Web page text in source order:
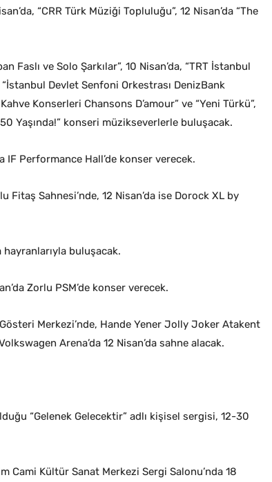
“CRR Türk Müziği Topluluğu”, 12 Nisan’da “The
Faslı ve Solo Şarkılar”, 10 Nisan’da, “TRT İstanbul
“İstanbul Devlet Senfoni Orkestrası DenizBank
Konserleri Chansons D’amour” ve “Yeni Türkü”,
Yaşında!” konseri müzikseverlerle buluşacak.
IF Performance Hall’de konser verecek.
Fitaş Sahnesi’nde, 12 Nisan’da ise Dorock XL by
hayranlarıyla buluşacak.
Zorlu PSM’de konser verecek.
Merkezi’nde, Hande Yener Jolly Joker Atakent
Arena’da 12 Nisan’da sahne alacak.
“Gelenek Gelecektir” adlı kişisel sergisi, 12-30
Cami Kültür Sanat Merkezi Sergi Salonu’nda 18